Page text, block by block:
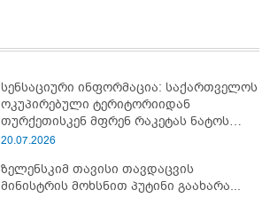
სენსაციური ინფორმაცია: საქართველოს
ოკუპირებული ტერიტორიიდან
თურქეთისკენ მფრენ რაკეტას ნატოს
სამიტი კინაღამ ჩაუშლია
20.07.2026
ზელენსკიმ თავისი თავდაცვის
მინისტრის მოხსნით პუტინი გაახარა...